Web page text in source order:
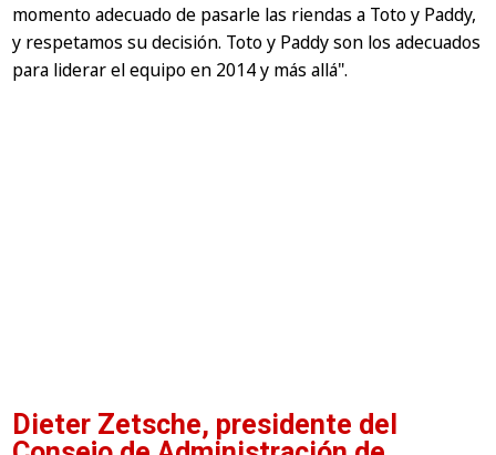
momento adecuado de pasarle las riendas a Toto y Paddy,
y respetamos su decisión. Toto y Paddy son los adecuados
para liderar el equipo en 2014 y más allá".
Dieter Zetsche, presidente del